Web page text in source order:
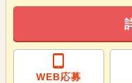
WEB応募